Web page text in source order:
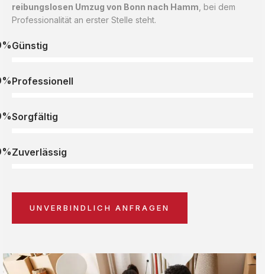
reibungslosen Umzug von Bonn nach Hamm , bei dem
Professionalität an erster Stelle steht.
Günstig
Professionell
Sorgfältig
Zuverlässig
UNVERBINDLICH ANFRAGEN